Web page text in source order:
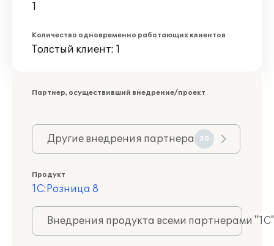
1
Количество одновременно работающих клиентов
Толстый клиент: 1
Партнер, осуществивший внедрение/проект
Другие внедрения партнера 50
Продукт
1С:Розница 8
Внедрения продукта всеми партнерами